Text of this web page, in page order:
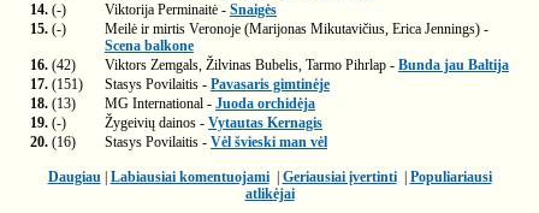
14. (-) Viktorija Perminaitė - Snaigės
15. (-)
Meilė ir mirtis Veronoje (Marijonas Mikutavičius, Erica Jennings) -
Scena balkone
16. (42) Viktors Zemgals, Žilvinas Bubelis, Tarmo Pihrlap - Bunda jau Baltija
17. (151) Stasys Povilaitis - Pavasaris gimtinėje
18. (13) MG International - Juoda orchidėja
19. (-) Žygeivių dainos - Vytautas Kernagis
20. (16) Stasys Povilaitis - Vėl švieski man vėl
Daugiau| Labiausiai komentuojami| Geriausiai įvertinti| Populiariausi
atlikėjai